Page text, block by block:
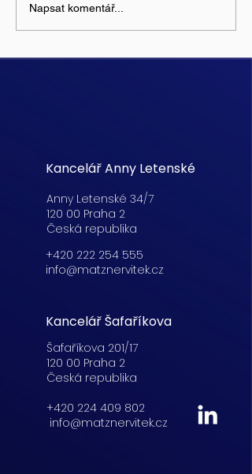
Napsat komentář...
Kancelář Anny Letenské
Anny Letenské 34/7
120 00 Praha 2
Česká republika
+420 222 254 555
info@matznervitek.cz
Kancelář Šafaříkova
Šafaříkova 201/17
120 00 Praha 2
Česká republika
+420 224 409 802
info@matznervitek.cz